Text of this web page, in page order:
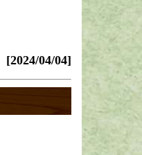
[2024/04/04]